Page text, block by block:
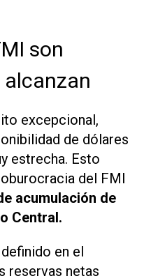
son
alcanzan
excepcional,
de dólares
estrecha. Esto
del FMI
acumulación de
Central.
en el
reservas netas